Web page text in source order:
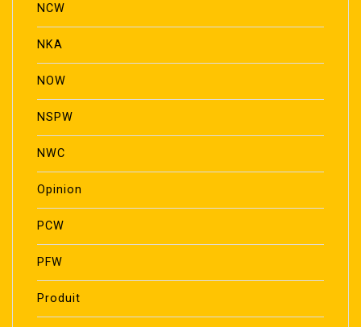
NCW
NKA
NOW
NSPW
NWC
Opinion
PCW
PFW
Produit